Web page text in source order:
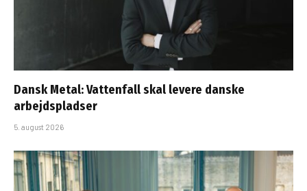
Dansk Metal: Vattenfall skal levere danske
arbejdspladser
5. august 2026